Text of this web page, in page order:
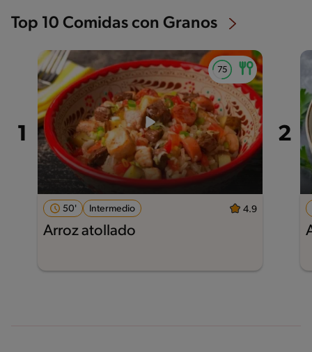
Top 10 Comidas con Granos
50' Intermedio 4.9
Arroz atollado